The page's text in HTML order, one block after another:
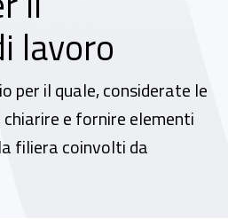
lavoro
per il quale, considerate le
e fornire elementi
filiera coinvolti da